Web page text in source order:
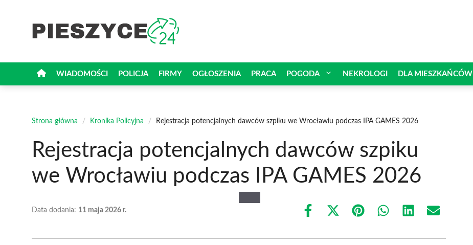
WIADOMOŚCI POLICJA FIRMY OGŁOSZENIA PRACA POGODA NEKROLOGI DLA MIESZKAŃCÓW
Strona główna / Kronika Policyjna / Rejestracja potencjalnych dawców szpiku we Wrocławiu podczas IPA GAMES 2026
Rejestracja potencjalnych dawców szpiku
we Wrocławiu podczas IPA GAMES 2026
Data dodania: 11 maja 2026 r.
Share
Share
(Twitter)
Share Share Share Share